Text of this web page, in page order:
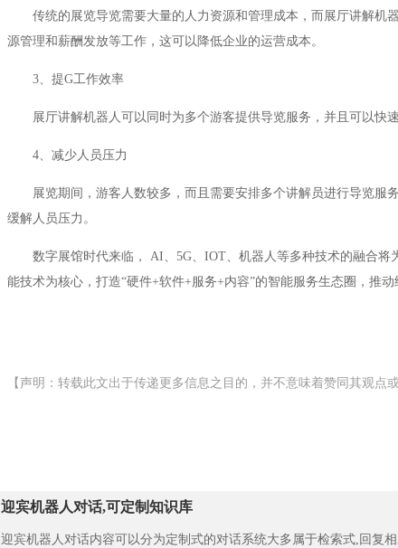
传统的展览导览需要大量的人力资源和管理成本，而展厅讲解机
源管理和薪酬发放等工作，这可以降低企业的运营成本。
3、提G工作效率
展厅讲解机器人可以同时为多个游客提供导览服务，并且可以快
4、减少人员压力
展览期间，游客人数较多，而且需要安排多个讲解员进行导览服
缓解人员压力。
数字展馆时代来临， AI、5G、IOT、机器人等多种技术的融合
能技术为核心，打造“硬件+软件+服务+内容”的智能服务生态圈，推动
【声明：转载此文出于传递更多信息之目的，并不意味着赞同其观点
迎宾机器人对话,可定制知识库
迎宾机器人对话内容可以分为定制式的对话系统大多属于检索式,回复